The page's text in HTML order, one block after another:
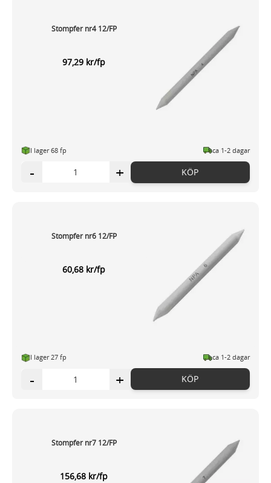
Stompfer nr4 12/FP
97,29 kr/fp
I lager 68 fp ca 1-2 dagar
- + KÖP
Stompfer nr6 12/FP
60,68 kr/fp
I lager 27 fp ca 1-2 dagar
- + KÖP
Stompfer nr7 12/FP
156,68 kr/fp